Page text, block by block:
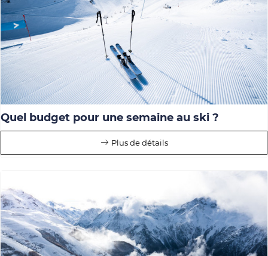
Quel budget pour une semaine au ski ?
Plus de détails